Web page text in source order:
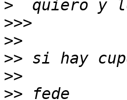
>
>>>
>>
>>
>>
>>